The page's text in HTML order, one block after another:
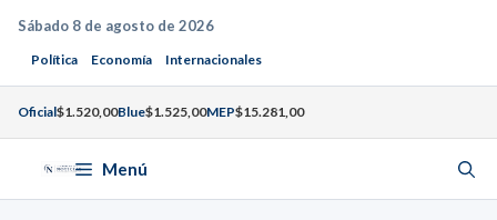
Saltar
contenido
Sábado 8 de agosto de 2026
Política Economía Internacionales
Oficial$1.520,00Blue$1.525,00MEP$15.281,00
Menú